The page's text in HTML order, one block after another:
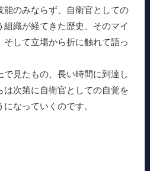
能のみならず、自衛官としての
織が経てきた歴史、そのマイ
そして立場から折に触れて語っ
で見たもの、長い時間に到達し
は次第に自衛官としての自覚を
なっていくのです。